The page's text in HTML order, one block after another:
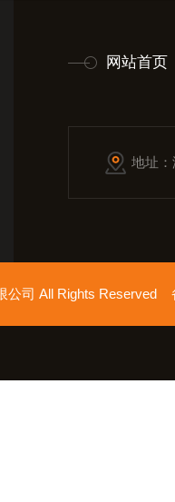
网站首页
地址
公司 All Rights Reserved